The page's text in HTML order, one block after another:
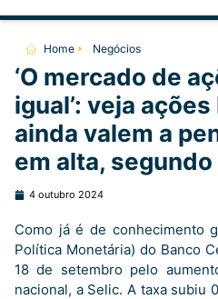
Home Negócios
‘O mercado de
igual’: veja
ainda valem a
em alta,
4 outubro 2024
Como já é de conhecimento
Política Monetária) do Banco
18 de setembro pelo
nacional, a Selic. A taxa subiu